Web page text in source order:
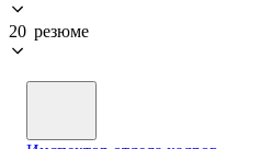
20 резюме